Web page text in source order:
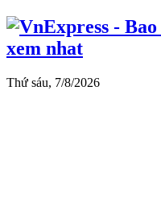
Thứ sáu, 7/8/2026